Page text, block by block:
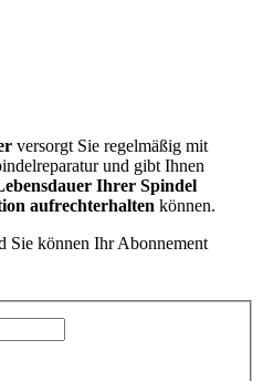
versorgt Sie regelmäßig mit
und gibt Ihnen
Ihrer Spindel
aufrechterhalten können.
Sie können Ihr Abonnement